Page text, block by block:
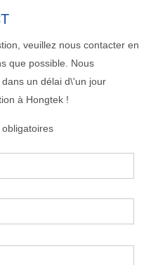
veuillez nous contacter en
que possible. Nous
un délai d\'un jour
à Hongtek !